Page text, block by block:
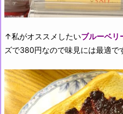
↑私がオススメしたいブルーベリ
ズで380円なので味見には最適で